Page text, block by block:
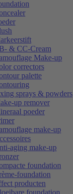
& CC-Cream
Make-up
correctors
palette
sprays & powders
up remover
poeder
make-up
aging make-up
foundation
foundation
producten
foundation